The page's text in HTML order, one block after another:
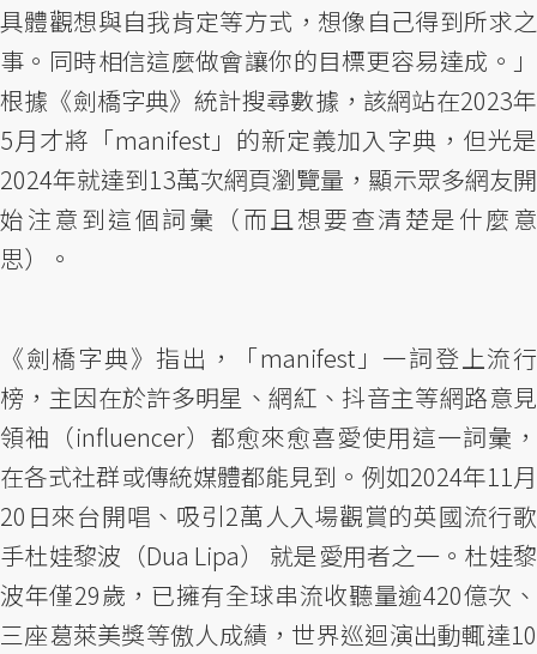
具體觀想與自我肯定等方式，想像自己得到所求之
事。同時相信這麼做會讓你的目標更容易達成。」
根據《劍橋字典》統計搜尋數據，該網站在2023年
5月才將「manifest」的新定義加入字典，但光是
2024年就達到13萬次網頁瀏覽量，顯示眾多網友開
始注意到這個詞彙（而且想要查清楚是什麼意
思）。
《劍橋字典》指出，「manifest」一詞登上流行
榜，主因在於許多明星、網紅、抖音主等網路意見
領袖（influencer）都愈來愈喜愛使用這一詞彙，
在各式社群或傳統媒體都能見到。例如2024年11月
20日來台開唱、吸引2萬人入場觀賞的英國流行歌
手杜娃黎波（Dua Lipa） 就是愛用者之一。杜娃黎
波年僅29歲，已擁有全球串流收聽量逾420億次、
三座葛萊美獎等傲人成績，世界巡迴演出動輒達10